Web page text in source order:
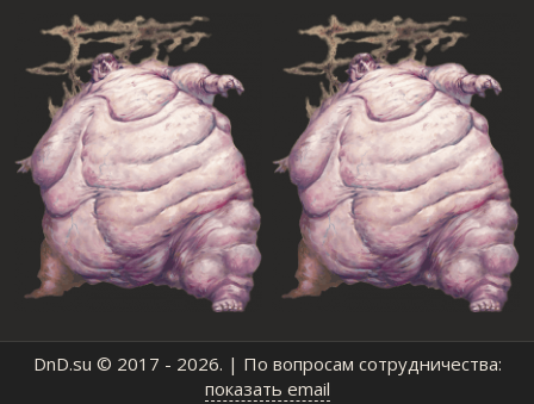
DnD.su © 2017 - 2026. | По вопросам сотрудничества:
показать email